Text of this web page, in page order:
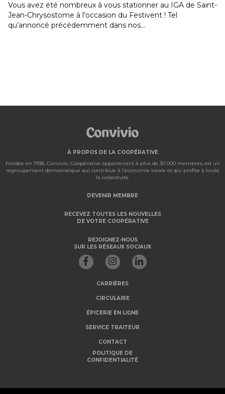
Le concours Les Aliments du Québec dans mon panier
revient! Du 10 au 30 août, le concours Les Aliments du
Québec dans mon panier sera de retour. Cette année
À PROPOS DE LA COOPÉRATIVE
Fondée en 1938, Convivio, Coopérative appartenant à plus de 30 000 membres, est un
regroupement démocratique qui contribue à l’économie locale et qui profite à toute
la collectivité.
DEVENIR MEMBRE
RECEVEZ TOUTES LES NOUVELLES
DE VOTRE COOPÉRATIVE
REJOIGNEZ-NOUS
SUR LES RÉSEAUX SOCIAUX
CARRIÈRES
CIRCULAIRE
ÉPICERIE EN LIGNE
SERVICE TRAITEUR
CONTACT
POLITIQUE DE
CONFIDENTIALITÉ